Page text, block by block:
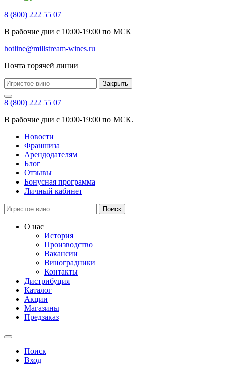
8 (800) 222 55 07
В рабочие дни с 10:00-19:00 по МСК
hotline@millstream-wines.ru
Почта горячей линии
Закрыть
8 (800) 222 55 07
В рабочие дни с 10:00-19:00 по МСК.
Новости
Франшиза
Арендодателям
Блог
Отзывы
Бонусная программа
Личный кабинет
Поиск
О нас
История
Производство
Вакансии
Виноградники
Контакты
Дистрибуция
Каталог
Акции
Магазины
Предзаказ
Поиск
Вход